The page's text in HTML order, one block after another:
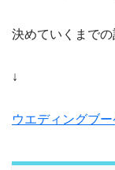
決めていくまで
↓
ウエディングブ